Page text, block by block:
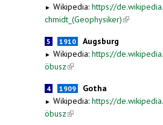
► Wikipedia: https://
chmidt_(Geophysiker)(link is
5 1910 Augsburg
► Wikipedia: https://
öbusz(link is external)
4 1909 Gotha
► Wikipedia: https://
öbusz(link is external)